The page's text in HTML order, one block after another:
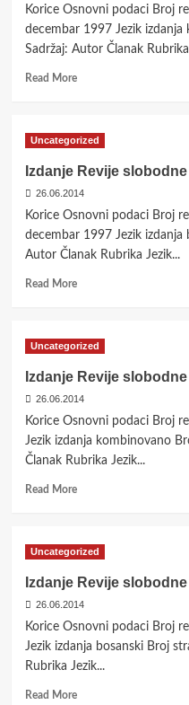
broj:
11-
12
Korice Osnovni podaci Broj
decembar 1997 Jezik
Sadržaj: Autor Članak Rubrika
Read MoreRead
Revije
misli
99
broj:
9-
Uncategorized
Izdanje Revije
26.06.2014
Korice Osnovni podaci Broj
decembar 1997 Jezik izdanja
Autor Članak Rubrika Jezik...
Read MoreRead
Revije
misli
99
broj:
9-
10
Uncategorized
Izdanje Revije
26.06.2014
Korice Osnovni podaci Broj
Jezik izdanja kombinovano
Članak Rubrika Jezik...
Read MoreRead
Revije
misli
99
broj:
7-
Uncategorized
Izdanje Revije
26.06.2014
Korice Osnovni podaci Broj
Jezik izdanja bosanski Broj
Rubrika Jezik...
Read MoreRead